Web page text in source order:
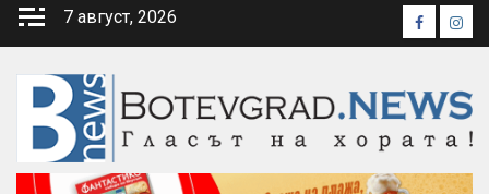
Skip
7 август, 2026 Facebook